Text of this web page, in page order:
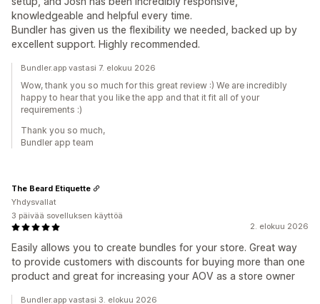
knowledgeable and helpful every time.
Bundler has given us the flexibility we needed, backed up by
excellent support. Highly recommended.
Bundler.app vastasi 7. elokuu 2026
Wow, thank you so much for this great review :) We are incredibly
happy to hear that you like the app and that it fit all of your
requirements :)
Thank you so much,
Bundler app team
2. elokuu 2026
Easily allows you to create bundles for your store. Great way
to provide customers with discounts for buying more than one
product and great for increasing your AOV as a store owner
The Beard Etiquette
Yhdysvallat
3 päivää sovelluksen käyttöä
Bundler.app vastasi 3. elokuu 2026